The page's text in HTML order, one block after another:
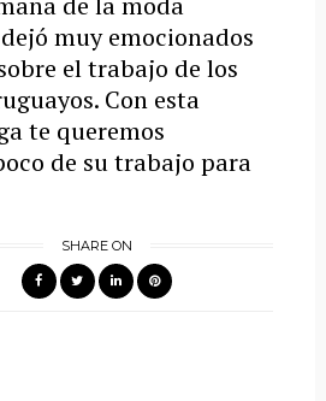
muy emocionados
el trabajo de los
Con esta
te queremos
de su trabajo para
SHARE ON